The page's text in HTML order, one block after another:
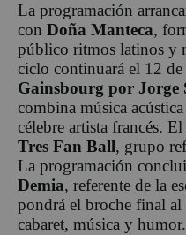
La programación
con Doña Manteca,
público ritmos latinos y
ciclo continuará el 12
Gainsbourg por Jorge
combina música
célebre artista francés.
Tres Fan Ball, grupo
La programación
Demia, referente de la
pondrá el broche final
cabaret, música y humor.